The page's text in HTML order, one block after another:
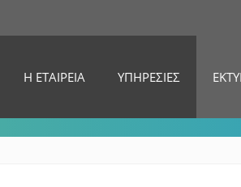
Η ΕΤΑΙΡΕΙΑ ΥΠΗΡΕΣΙΕΣ